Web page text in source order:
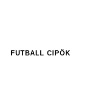
FUTBALL CIPŐK